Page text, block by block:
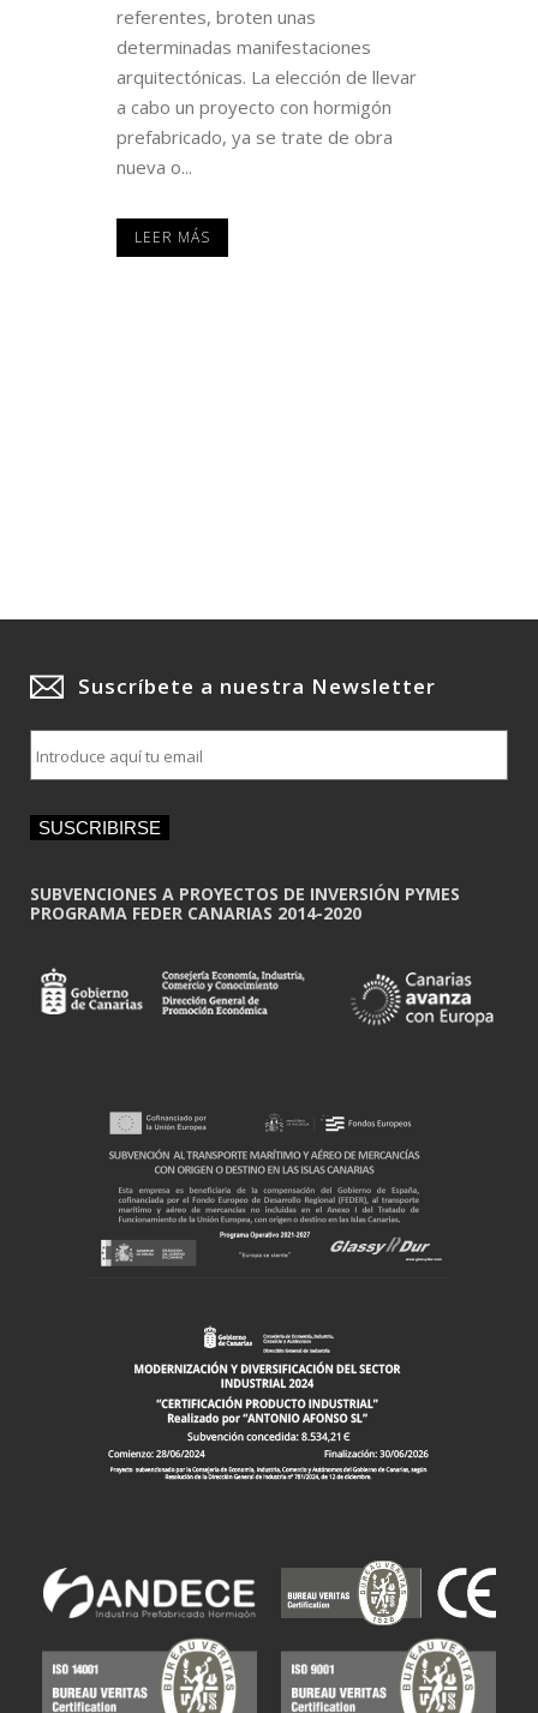
referentes, broten unas
determinadas manifestaciones
arquitectónicas. La elección de llevar
a cabo un proyecto con hormigón
prefabricado, ya se trate de obra
nueva o...
LEER MÁS
Suscríbete a nuestra Newsletter
m
a
SUSCRIBIRSE
SUBVENCIONES A PROYECTOS DE INVERSIÓN PYMES
PROGRAMA FEDER CANARIAS 2014-2020